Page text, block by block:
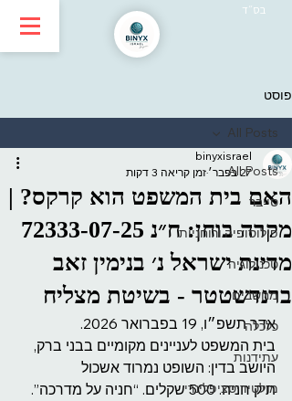
בס״ד
פוסט
All Posts
סייבר
פילוסופיה ורוחניות
טכנולוגיה
מחשבים
כלכלה
עתידנות
מולטידיסציפלינרי
All Posts
האם בית המשפט הוא קרקס? |
מקרה בוחן: ח״נ 72333-07-25
מדינת ישראל נ׳ בנימין זאב
ברנדשטטר - בשיטת מצליח
binyxisrael
27 בפבר׳
זמן קריאה 3 דקות
אדר תשפ״ו, 19 בפברואר 2026.
בית המשפט לעניינים מקומיים בבני ברק,
היושב בדין: השופט נמרוד אשכול
תיק חניה. 500 שקלים. “חניה על מדרכה”.